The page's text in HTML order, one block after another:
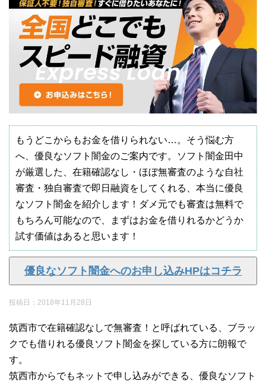
もうどこからもお金を借りられない…。そう悩む方
へ、優良なソフト闇金のご案内です。ソフト闇金田中
が厳選した、在籍確認なし・ほぼ無審査のような自社
審査・独自審査で即日融資をしてくれる、本当に優良
なソフト闇金を紹介します！ダメ元でも審査は無料で
もちろん可能なので、まずはお金を借りれるかどうか
試す価値はあると思います！
優良なソフト闇金へのお申し込みHPはコチラ
投稿日： 2018年11月28日
筑西市で在籍確認なしで無審査！と呼ばれている、ブラッ
クでも借りれる優良ソフト闇金を探している方に朗報で
す。
筑西市からでもネットで申し込みができる、優良なソフト